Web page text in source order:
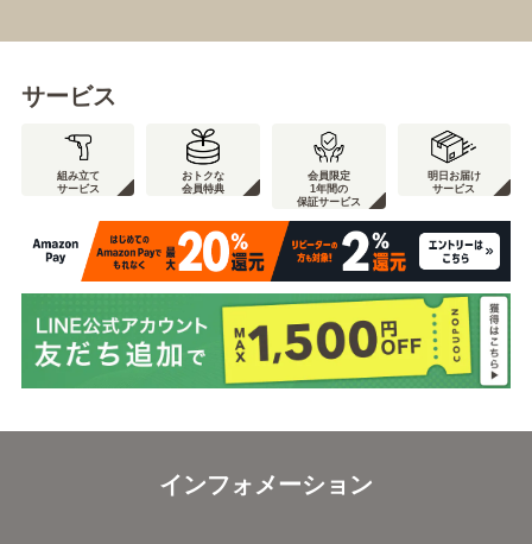
サービス
組み立て
サービス
おトクな
会員特典
会員限定
1年間の
保証サービス
明日お届け
サービス
インフォメーション